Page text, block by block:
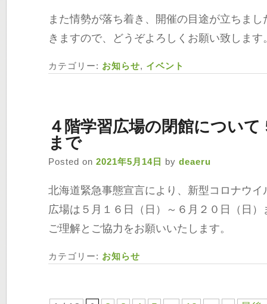
－－－－－－－－－－－－－－－－－－－
カテゴリー: お知らせ , であえーるの店舗・施設
中止のお知らせ
Posted on
ントですが、
先日、全道に向けて発令されました緊急事
止させていただくこととなりました。
きますので、どうぞよろしくお願い致します